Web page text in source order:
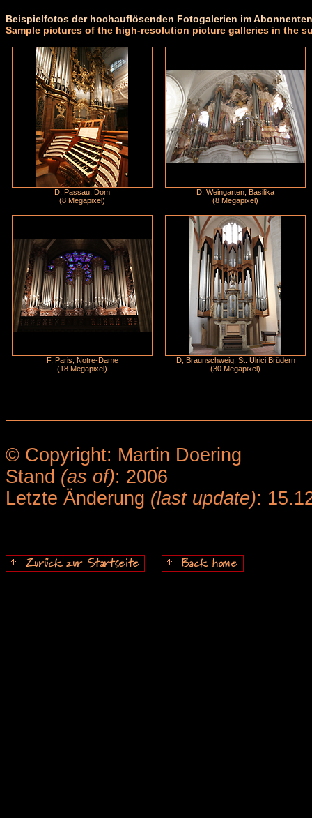
Beispielfotos der hochauflösenden Fotogalerien im
Sample pictures of the high-resolution picture galleries in the
D, Passau, Dom
(8 Megapixel)
D, Weingarten, Basilika
(8 Megapixel)
F, Paris, Notre-Dame
(18 Megapixel)
D, Braunschweig, St. Ulrici Brüdern
(30 Megapixel)
© Copyright: Martin Doering
Stand (as of): 2006
Letzte Änderung (last update):